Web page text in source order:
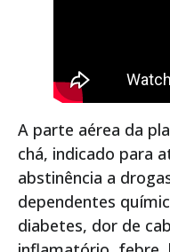
A parte aérea da
chá, indicado para
abstinência a
dependentes
diabetes, dor de